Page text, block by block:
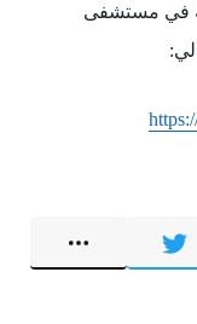
في مستشفى